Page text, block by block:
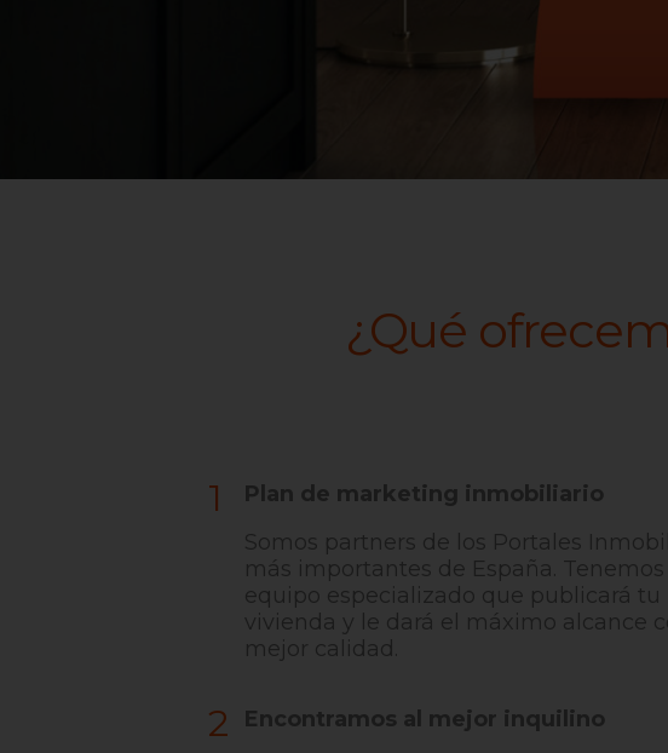
¿Qué
1
Plan de marketing inmobiliario
Somos partners de los Portales
más importantes de España.
equipo especializado que publicará tu
vivienda y le dará el máximo alcance
mejor calidad.
2
Encontramos al mejor inquilino